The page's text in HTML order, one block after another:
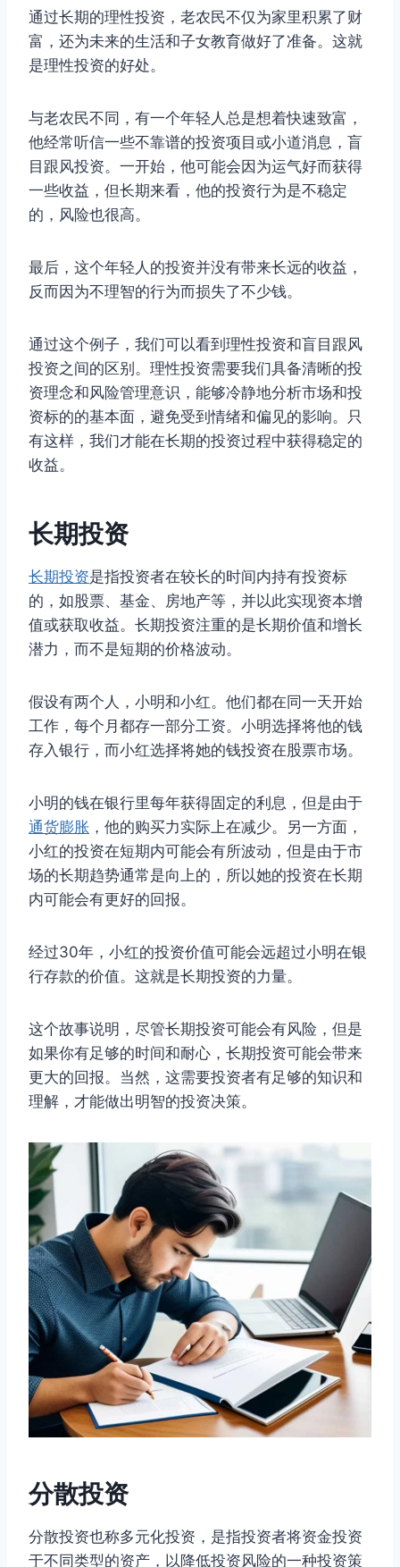
通过长期的理性投资，老农民不仅为家里积累了财
富，还为未来的生活和子女教育做好了准备。这就
是理性投资的好处。
与老农民不同，有一个年轻人总是想着快速致富，
他经常听信一些不靠谱的投资项目或小道消息，盲
目跟风投资。一开始，他可能会因为运气好而获得
一些收益，但长期来看，他的投资行为是不稳定
的，风险也很高。
最后，这个年轻人的投资并没有带来长远的收益，
反而因为不理智的行为而损失了不少钱。
通过这个例子，我们可以看到理性投资和盲目跟风
投资之间的区别。理性投资需要我们具备清晰的投
资理念和风险管理意识，能够冷静地分析市场和投
资标的的基本面，避免受到情绪和偏见的影响。只
有这样，我们才能在长期的投资过程中获得稳定的
收益。
长期投资
长期投资是指投资者在较长的时间内持有投资标
的，如股票、基金、房地产等，并以此实现资本增
值或获取收益。长期投资注重的是长期价值和增长
潜力，而不是短期的价格波动。
假设有两个人，小明和小红。他们都在同一天开始
工作，每个月都存一部分工资。小明选择将他的钱
存入银行，而小红选择将她的钱投资在股票市场。
小明的钱在银行里每年获得固定的利息，但是由于
通货膨胀 ，他的购买力实际上在减少。另一方面，
小红的投资在短期内可能会有所波动，但是由于市
场的长期趋势通常是向上的，所以她的投资在长期
内可能会有更好的回报。
经过30年，小红的投资价值可能会远超过小明在银
行存款的价值。这就是长期投资的力量。
这个故事说明，尽管长期投资可能会有风险，但是
如果你有足够的时间和耐心，长期投资可能会带来
更大的回报。当然，这需要投资者有足够的知识和
理解，才能做出明智的投资决策。
分散投资
分散投资也称多元化投资，是指投资者将资金投资
于不同类型的资产，以降低投资风险的一种投资策